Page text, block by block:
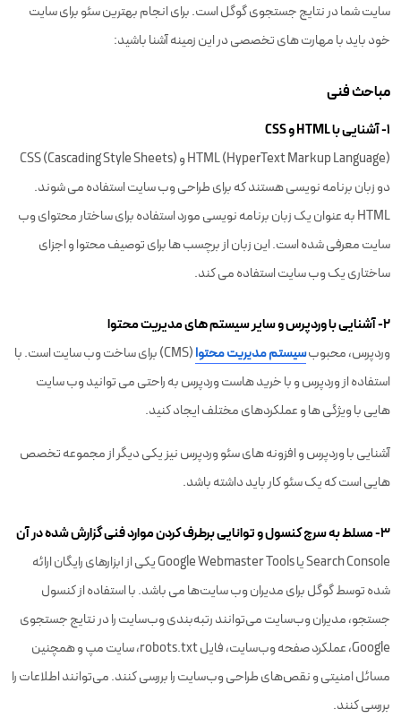
سایت شما در نتایج جستجوی گوگل است. برای انجام بهترینسئو برای سایت
خود باید با مهارت های تخصصی در این زمینه آشنا باشید:
مباحث فنی
۱- آشنایی با HTML و CSS
HTML (HyperText Markup Language) و CSS (Cascading Style Sheets)
دو زبان برنامه نویسی هستند که برای طراحی وب سایت استفاده می شوند.
HTML به عنوان یک زبان برنامه نویسی مورد استفاده برای ساختار محتوای وب
سایت معرفی شده است. این زبان از برچسب ها برای توصیف محتوا و اجزای
ساختاری یک وب سایت استفاده می کند.
۲- آشنایی با وردپرس و سایر سیستم های مدیریت محتوا
وردپرس، محبوبسیستم مدیریت محتوا
(CMS) برای ساخت وب سایت است. با
استفاده از وردپرس و با خرید هاست وردپرس به راحتی می توانید وب سایت
هایی با ویژگی ها و عملکردهای مختلف ایجاد کنید.
آشنایی با وردپرس و افزونه های سئو وردپرس نیز یکی دیگر از مجموعه تخصص
هایی است که یک سئو کار باید داشته باشد.
۳- مسلط به سرچ کنسول و توانایی برطرف کردن موارد فنی گزارش شده در آن
Search Console یا Google Webmaster Tools یکی از ابزارهای رایگان ارائه
شده توسط گوگل برای مدیران وب سایت‌ها می باشد. با استفاده از کنسول
جستجو، مدیران وب‌سایت می‌توانند رتبه‌بندی وب‌سایت را در نتایج جستجوی
Google، عملکرد صفحه وب‌سایت، فایل‌ robots.txt، سایت مپ و همچنین
مسائل امنیتی و نقص‌های طراحی وب‌سایت را بررسی کنند. می‌توانند اطلاعات را
بررسی کنند.